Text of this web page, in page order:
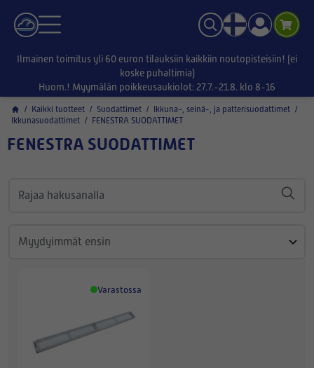
Ilmainen toimitus yli 60 euron tilauksiin kaikkiin noutopisteisiin! (ei
koske puhaltimia)
Huom.! Myymälän poikkeusaukiolot: 27.7.-21.8. klo 8-16
/ Kaikki tuotteet / Suodattimet / Ikkuna-, seinä-, ja patterisuodattimet /
Ikkunasuodattimet / FENESTRA SUODATTIMET
FENESTRA SUODATTIMET
Varastossa